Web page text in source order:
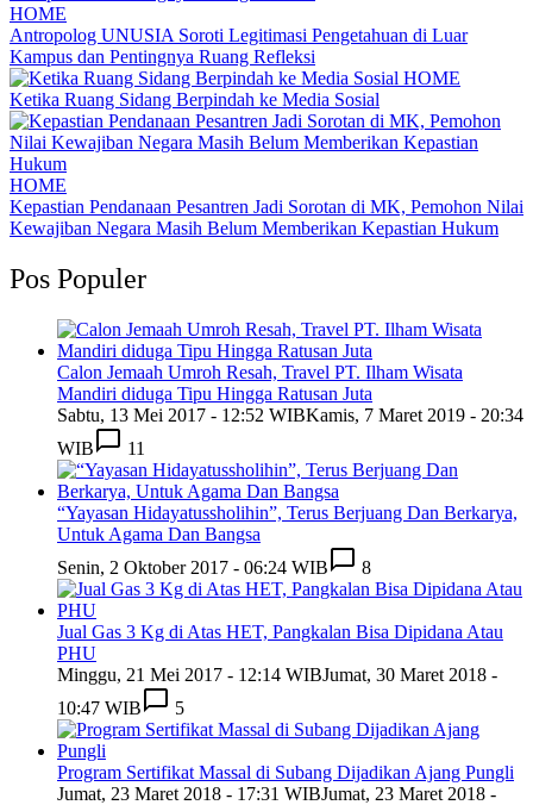
HOME
Antropolog UNUSIA Soroti Legitimasi Pengetahuan di Luar
Kampus dan Pentingnya Ruang Refleksi
HOME
Ketika Ruang Sidang Berpindah ke Media Sosial
HOME
Kepastian Pendanaan Pesantren Jadi Sorotan di MK, Pemohon Nilai
Kewajiban Negara Masih Belum Memberikan Kepastian Hukum
Pos Populer
Calon Jemaah Umroh Resah, Travel PT. Ilham Wisata
Mandiri diduga Tipu Hingga Ratusan Juta
Sabtu, 13 Mei 2017 - 12:52 WIBKamis, 7 Maret 2019 - 20:34
WIB
11
“Yayasan Hidayatussholihin”, Terus Berjuang Dan Berkarya,
Untuk Agama Dan Bangsa
Senin, 2 Oktober 2017 - 06:24 WIB
8
Jual Gas 3 Kg di Atas HET, Pangkalan Bisa Dipidana Atau
PHU
Minggu, 21 Mei 2017 - 12:14 WIBJumat, 30 Maret 2018 -
10:47 WIB
5
Program Sertifikat Massal di Subang Dijadikan Ajang Pungli
Jumat, 23 Maret 2018 - 17:31 WIBJumat, 23 Maret 2018 -